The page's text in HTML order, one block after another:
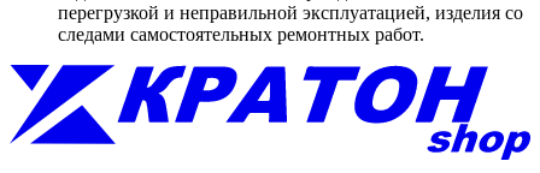
перегрузкой и неправильной эксплуатацией, изделия со
следами самостоятельных ремонтных работ.